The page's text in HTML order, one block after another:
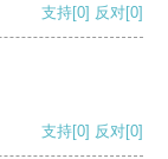
支持[0] 反对[0]
支持[0] 反对[0]